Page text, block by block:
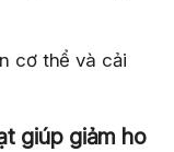
cơ thể và cải
giúp giảm ho